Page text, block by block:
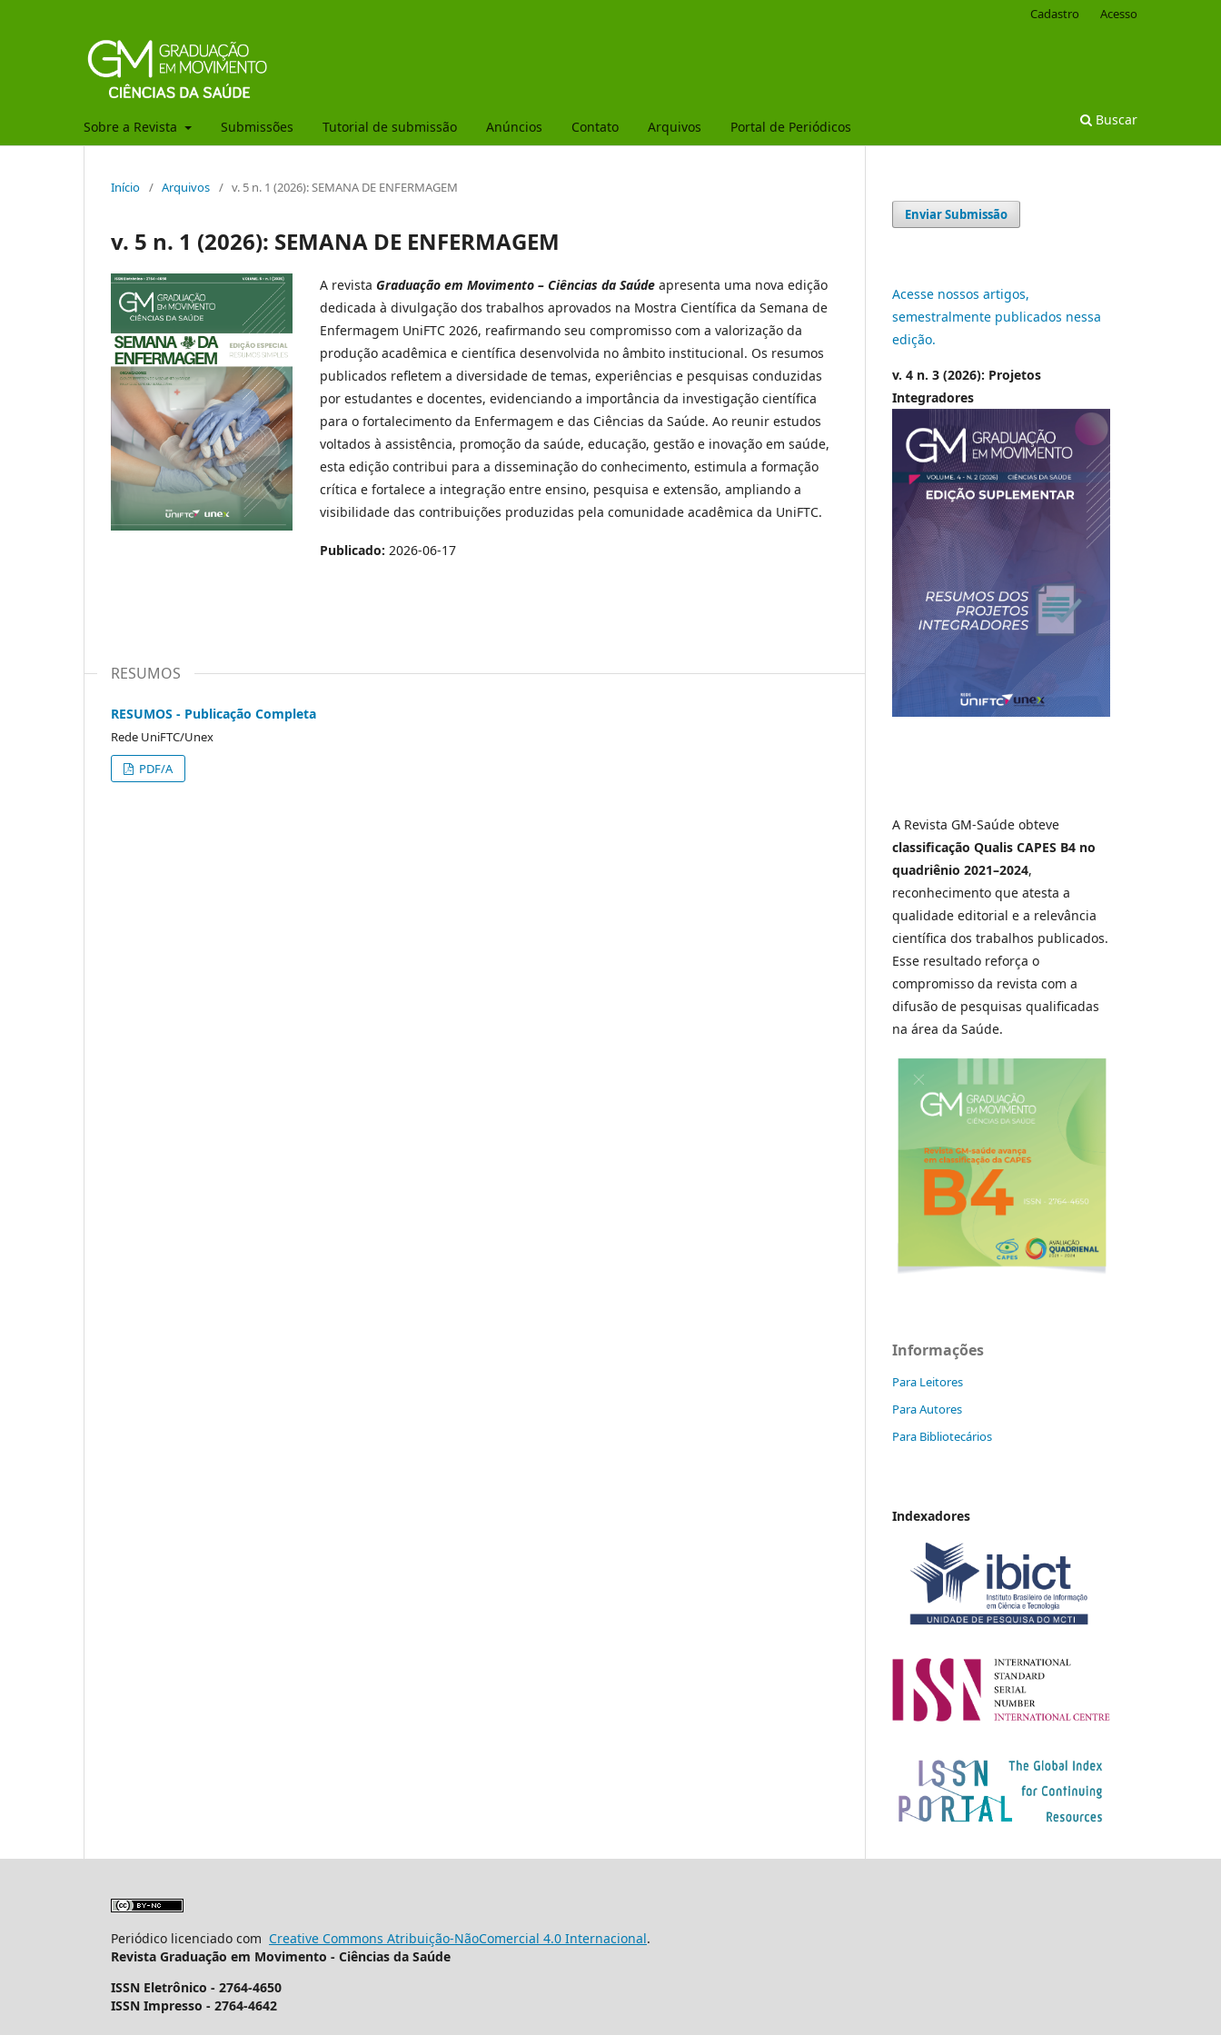
Sobre a Revista Submissões Tutorial de submissão Anúncios Contato Arquivos Portal de Periódicos Buscar
Cadastro Acesso
Início / Arquivos / v. 5 n. 1 (2026): SEMANA DE ENFERMAGEM
v. 5 n. 1 (2026): SEMANA DE ENFERMAGEM
A revista Graduação em Movimento – Ciências da Saúde apresenta uma nova edição
dedicada à divulgação dos trabalhos aprovados na Mostra Científica da Semana de
Enfermagem UniFTC 2026, reafirmando seu compromisso com a valorização da
produção acadêmica e científica desenvolvida no âmbito institucional. Os resumos
publicados refletem a diversidade de temas, experiências e pesquisas conduzidas
por estudantes e docentes, evidenciando a importância da investigação científica
para o fortalecimento da Enfermagem e das Ciências da Saúde. Ao reunir estudos
voltados à assistência, promoção da saúde, educação, gestão e inovação em saúde,
esta edição contribui para a disseminação do conhecimento, estimula a formação
crítica e fortalece a integração entre ensino, pesquisa e extensão, ampliando a
visibilidade das contribuições produzidas pela comunidade acadêmica da UniFTC.
Publicado: 2026-06-17
RESUMOS
RESUMOS - Publicação Completa
Rede UniFTC/Unex
PDF/A
Enviar Submissão
Acesse nossos artigos,
semestralmente publicados nessa
edição.
v. 4 n. 3 (2026): Projetos
Integradores
A Revista GM-Saúde obteve
classificação Qualis CAPES B4 no
quadriênio 2021–2024,
reconhecimento que atesta a
qualidade editorial e a relevância
científica dos trabalhos publicados.
Esse resultado reforça o
compromisso da revista com a
difusão de pesquisas qualificadas
na área da Saúde.
Informações
Para Leitores
Para Autores
Para Bibliotecários
Indexadores
Periódico licenciado com Creative Commons Atribuição-NãoComercial 4.0 Internacional.
Revista Graduação em Movimento - Ciências da Saúde
ISSN Eletrônico - 2764-4650
ISSN Impresso - 2764-4642